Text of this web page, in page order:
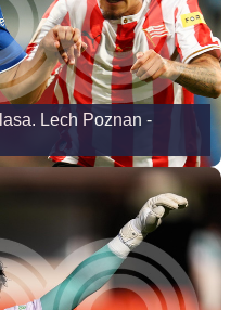
Lech Poznan -